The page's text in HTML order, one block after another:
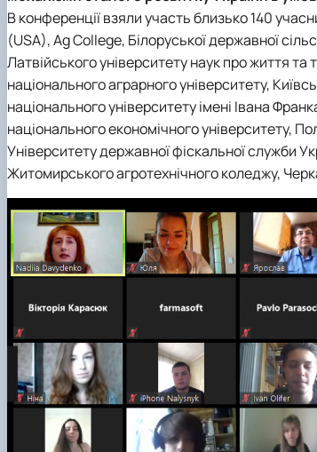
Навчально-наукові (виробничі)
Вибіркові дисципліни
Неформальна освіта
Корисні посилання
Скринька довіри
Міжкафедральна навчально-наукова
Міжнародна науково-практична
Кафедра готельно-ресторанної справи
В конференції взяли участь близько 140
(USA), Ag College, Білоруської державної
Латвійського університету наук про життя
національного аграрного університету,
національного університету імені Івана
національного економічного університету,
Університету державної фіскальної служби
Житомирського агротехнічного коледжу,